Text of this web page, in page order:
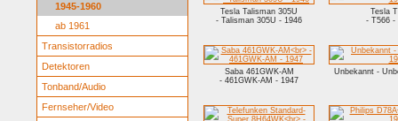
1945-1960
ab 1961
Transistorradios
Detektoren
Tonband/Audio
Fernseher/Video
Tesla Talisman 305U
- Talisman 305U - 1946
Tesla
- T566 -
Saba 461GWK-AM
- 461GWK-AM - 1947
Unbekannt -